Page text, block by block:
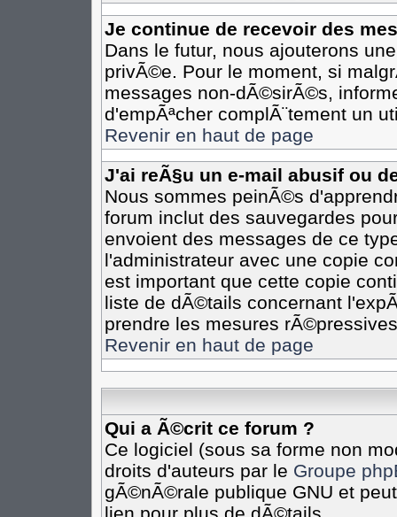
Je continue de recevoir des
Dans le futur, nous ajouterons
privÃ©e. Pour le moment, si
messages non-dÃ©sirÃ©s,
d'empÃªcher complÃ¨tement un
Revenir en haut de page
J'ai reÃ§u un e-mail abusif ou
Nous sommes peinÃ©s
forum inclut des sauvegardes
envoient des messages de ce
l'administrateur avec une copie
est important que cette copie
liste de dÃ©tails concernant
prendre les mesures
Revenir en haut de page
Qui a Ã©crit ce forum ?
Ce logiciel (sous sa forme non
droits d'auteurs par le Groupe
gÃ©nÃ©rale publique GNU et